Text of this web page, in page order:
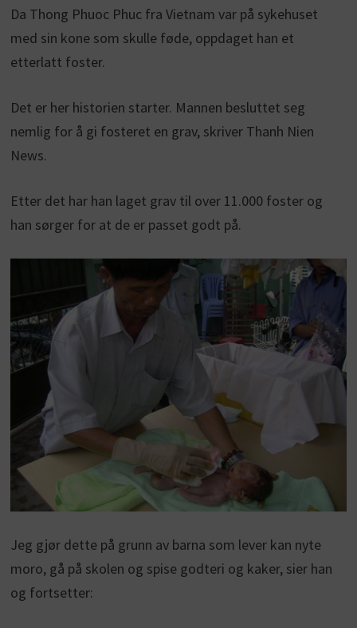
Da Thong Phuoc Phuc fra Vietnam var på sykehuset
med sin kone som skulle føde, oppdaget han et
etterlatt foster.
Det er her historien starter. Mannen besluttet seg
nemlig for å gi fosteret en grav, skriver Thanh Nien
News.
Etter det har han laget grav til over 11.000 foster og
han sørger for at de er passet godt på.
Jeg gjør dette på grunn av barna som lever kan nyte
moro, gå på skolen og spise godteri og kaker, sier han
og fortsetter: